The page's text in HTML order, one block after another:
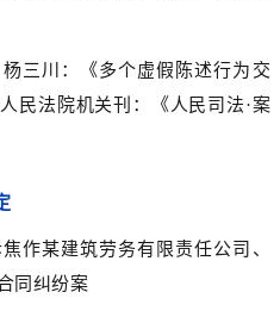
三川：《多个虚假陈述行为交
民法院机关刊：《人民司法·案
作某建筑劳务有限责任公司、
同纠纷案